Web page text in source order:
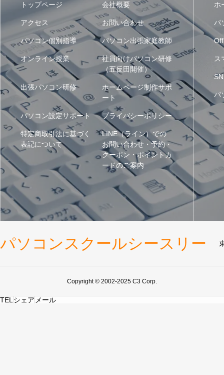
トップページ 会社概要
アクセス お問い合わせ
パソコン個別指導 パソコン出張家庭教師
オンライン授業
社員向けパソコン研修
（五反田開催）
出張パソコン研修
ホームページ制作サポ
ート
パソコン設定サポート プライバシーポリシー
特定商取引法に基づく
表記について
LINE（ライン）での
お問い合わせ・予約・
クーポン・ポイントカ
ードのご案内
ホ
パ
ス
パ
パソコンスクールシースリー
Copyright © 2002-2025 C3 Corp.
TEL シェア メール